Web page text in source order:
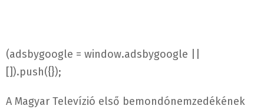
(adsbygoogle = window.adsbygoogle ||
[]).push({});
A Magyar Televízió első bemondónemzedékének